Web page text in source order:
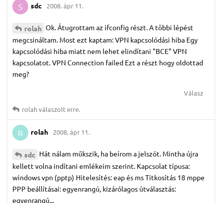
S sdc 2008. ápr 11.
rolah Ok. Átugrottam az ifconfig részt. A többi lépést
megcsináltam. Most ezt kaptam: VPN kapcsolódási hiba Egy
kapcsolódási hiba miatt nem lehet elindítani "BCE" VPN
kapcsolatot. VPN Connection failed Ezt a részt hogy oldottad
meg?
Válasz
rolahválaszolt erre.
R rolah 2008. ápr 11.
sdc Hát nálam műkszik, ha beírom a jelszót. Mintha újra
kellett volna indítani emlékeim szerint. Kapcsolat típusa:
windows vpn (pptp) Hitelesítés: eap és ms Titkosítás 18 mppe
PPP beállításai: egyenrangú, kizárólagos útválasztás:
egyenrangú...